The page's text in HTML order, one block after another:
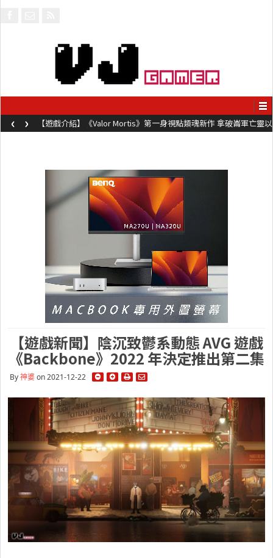
【遊戲介紹】《Valor Mortis》第一身視點類魂新作 拿破崙軍亡靈以
槍械劍與魔法殺敵
‹ ›
【遊戲新聞】陰沉致鬱系動態 AVG 遊戲
《Backbone》2022 年決定推出第二集
By神婆on 2021-12-22